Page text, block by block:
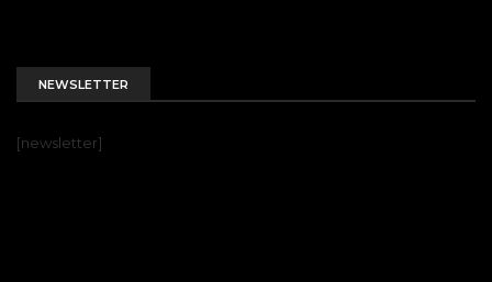
NEWSLETTER
[newsletter]